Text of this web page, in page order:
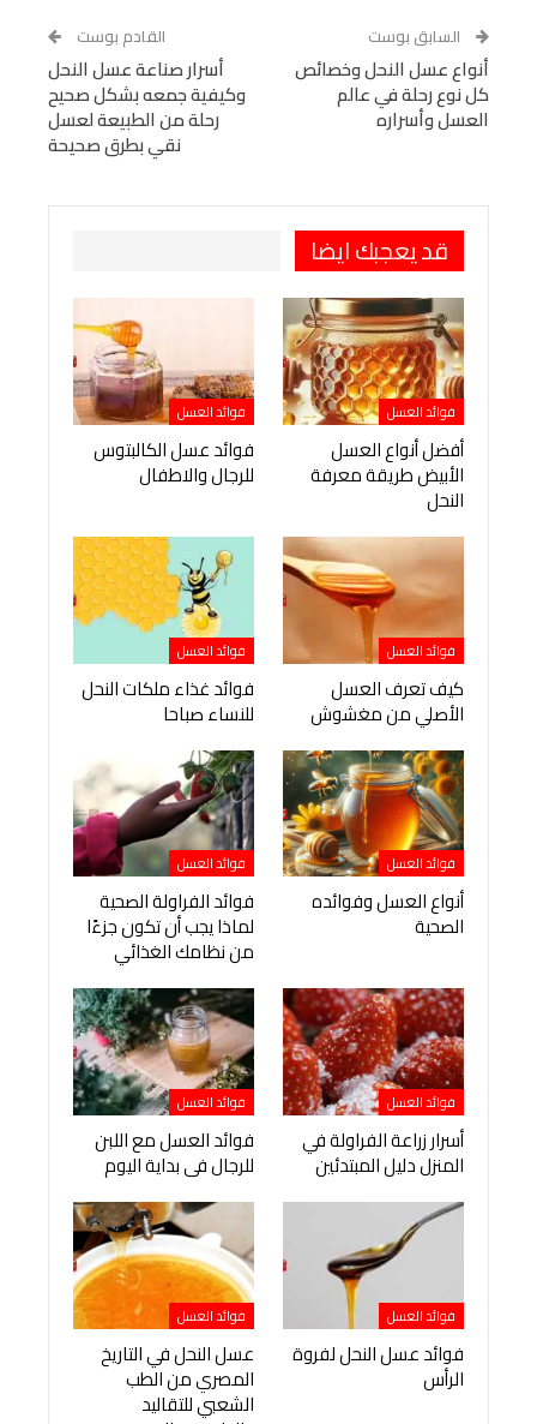
Tumblr
البريد الإلكتروني
StumbleUpon
VK
Digg
LINE
BlackBerry
Viber
السابق بوست
أنواع عسل النحل وخصائص
كل نوع رحلة في عالم
العسل وأسراره
القادم بوست
أسرار صناعة عسل النحل
وكيفية جمعه بشكل صحيح
رحلة من الطبيعة لعسل
نقي بطرق صحيحة
قد يعجبك ايضا
فوائد العسل
أفضل أنواع العسل
الأبيض طريقة معرفة
النحل
فوائد العسل
فوائد عسل الكالبتوس
للرجال والاطفال
فوائد العسل
كيف تعرف العسل
الأصلي من مغشوش
فوائد العسل
فوائد غذاء ملكات النحل
للنساء صباحا
فوائد العسل
أنواع العسل وفوائده
الصحية
فوائد العسل
فوائد الفراولة الصحية
لماذا يجب أن تكون جزءًا
من نظامك الغذائي
فوائد العسل
أسرار زراعة الفراولة في
المنزل دليل المبتدئين
فوائد العسل
فوائد العسل مع اللبن
للرجال فى بداية اليوم
فوائد العسل
فوائد عسل النحل لفروة
الرأس
فوائد العسل
عسل النحل في التاريخ
المصري من الطب
الشعبي للتقاليد